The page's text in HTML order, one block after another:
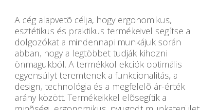
A cég alapvetõ célja, hogy ergonomikus,
esztétikus és praktikus termékeivel segítse a
dolgozókat a mindennapi munkájuk során
abban, hogy a legtöbbet tudják kihozni
önmagukból. A termékkollekciók optimális
egyensúlyt teremtenek a funkcionalitás, a
design, technológia és a megfelelõ ár-érték
arány között. Termékeikkel elõsegítik a